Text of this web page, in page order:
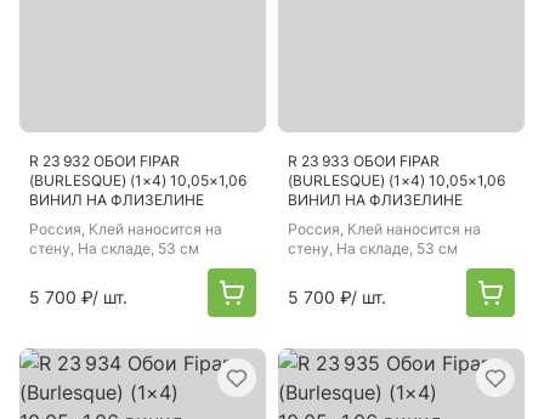
R 23 932 ОБОИ FIPAR
(BURLESQUE) (1×4) 10,05×1,06
ВИНИЛ НА ФЛИЗЕЛИНЕ
Россия, Клей наносится на
стену, На складе, 53 см
5 700 ₽/ шт.
R 23 933 ОБОИ FIPAR
(BURLESQUE) (1×4) 10,05×1,06
ВИНИЛ НА ФЛИЗЕЛИНЕ
Россия, Клей наносится на
стену, На складе, 53 см
5 700 ₽/ шт.